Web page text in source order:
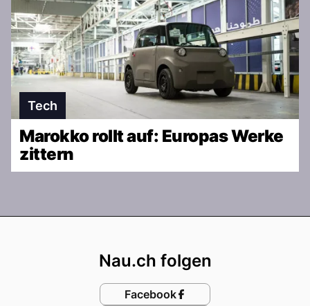
Tech
Marokko rollt auf: Europas Werke
zittern
Nau.ch folgen
Facebook